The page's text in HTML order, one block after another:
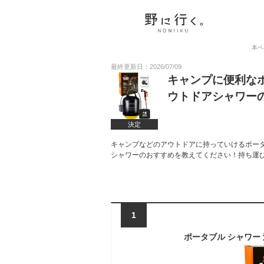
本
最終更新日：2026/07/09
決定
キャンプに便利な
ウトドアシャワー
キャンプなどのアウトドアに持っていけるポ
シャワーのおすすめを教えてください！持ち
1